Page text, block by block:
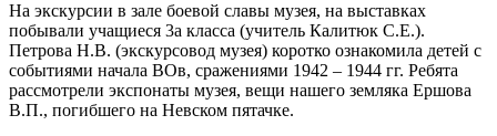
На экскурсии в зале боевой славы музея, на выставках
побывали учащиеся 3а класса (учитель Калитюк С.Е.).
Петрова Н.В. (экскурсовод музея) коротко ознакомила детей с
событиями начала ВОв, сражениями 1942 – 1944 гг. Ребята
рассмотрели экспонаты музея, вещи нашего земляка Ершова
В.П., погибшего на Невском пятачке.